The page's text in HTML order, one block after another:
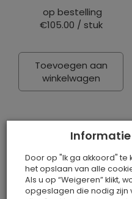
op bestelling
€105.00 / stuk
Toevoegen aan
winkelwagen
Informatie
Door op "Ik ga akkoord" te
het opslaan van alle
Als u op “Weigeren” klikt,
opgeslagen die nodig zijn